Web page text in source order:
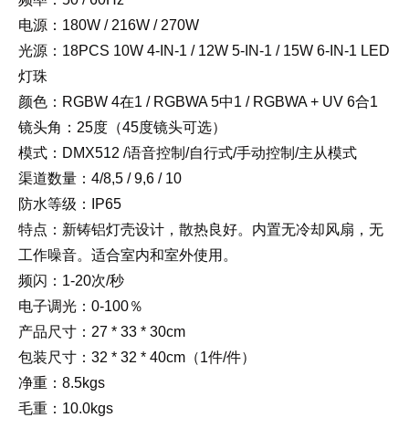
电源：180W / 216W / 270W
光源：18PCS 10W 4-IN-1 / 12W 5-IN-1 / 15W 6-IN-1 LED
灯珠
颜色：RGBW 4在1 / RGBWA 5中1 / RGBWA + UV 6合1
镜头角：25度（45度镜头可选）
模式：DMX512 /语音控制/自行式/手动控制/主从模式
渠道数量：4/8,5 / 9,6 / 10
防水等级：IP65
特点：新铸铝灯壳设计，散热良好。内置无冷却风扇，无
工作噪音。适合室内和室外使用。
频闪：1-20次/秒
电子调光：0-100％
产品尺寸：27 * 33 * 30cm
包装尺寸：32 * 32 * 40cm（1件/件）
净重：8.5kgs
毛重：10.0kgs